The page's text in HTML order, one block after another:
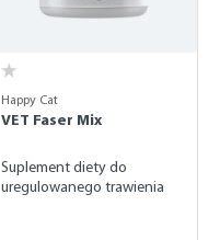
Happy Cat
VET Faser Mix
Suplement diety do
uregulowanego trawienia